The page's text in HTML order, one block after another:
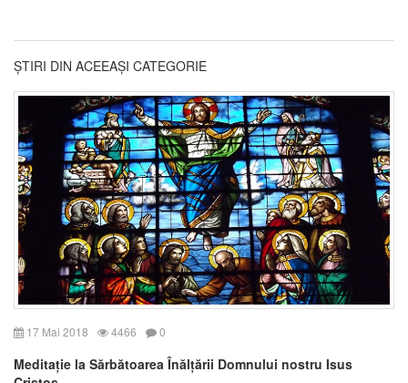
ȘTIRI DIN ACEEAȘI CATEGORIE
17 Mai 2018 4466 0
Meditație la Sărbătoarea Înălțării Domnului nostru Isus